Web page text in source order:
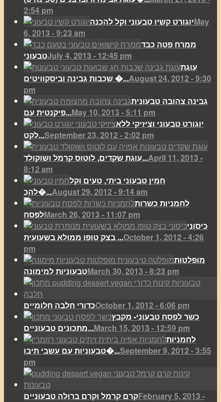
2:54 pm
יוגורט קשיו טבעוני וקל להכנהMay
6, 2013 - 9:23 am
ממרח פטה כבד
טבעוניJuly 4, 2013 - 12:45 pm
עוגת
שכבות גבינה וביסקוויטים �...August 24, 2012 - 9:30
pm
גבינה צהובה טבעונית
פיקנטית עם...May 10, 2013 - 5:11 pm
יוגורט טבעוני וציזיקי ללא
לקט...September 23, 2012 - 2:02 pm
עוגת שקדים, לוטוס קרמל ושוקולד...April 11, 2013 -
8:12 am
חמין טבעוני ביתי, טעים וקל
להכ�...August 29, 2012 - 9:14 am
לחמניות כשרות
לפסחMarch 26, 2013 - 11:07 pm
כיסוני
בצק טופו ממולא בשעועית ...October 1, 2012 - 4:26
pm
מופלטות
טבעוניות למימונהMarch 30, 2013 - 8:23 pm
כדורי חלבה חלומייםOctober 1, 2012 - 6:06 pm
כשר לפסח טבעוני- מקבץ
מתכונים טבעוניים...March 15, 2013 - 12:59 pm
לחמניות
טבעוניות עם עשבי תיבו�...September 9, 2012 - 3:55
pm
קרם קרמל וקרם ברולה טבעונייםFebruary 5, 2013 -